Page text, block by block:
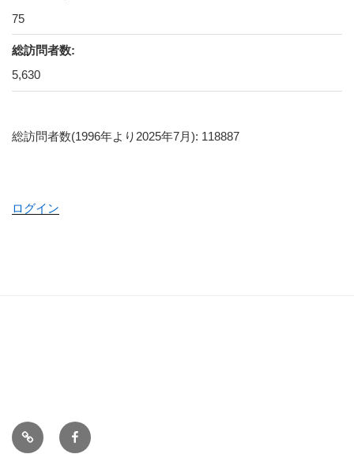
75
総訪問者数:
5,630
総訪問者数(1996年より2025年7月): 118887
ログイン
ホ
ー
Face
book